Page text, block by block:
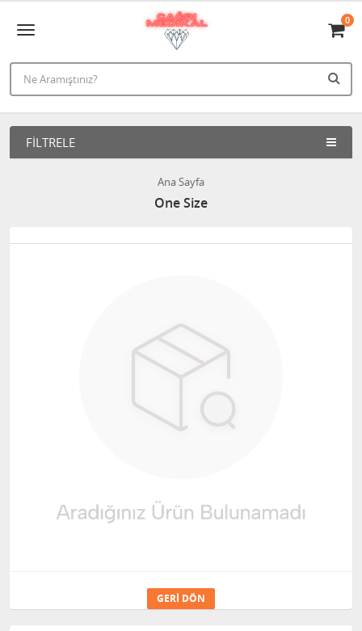
0
FILTRELE
Ana Sayfa
One Size
GERI DÖN